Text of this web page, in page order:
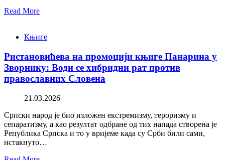
Read More
Књиге
Ристановићева на промоцији књиге Панарина у
Зворнику: Води се хибридни рат против
православних Словена
21.03.2026
Српски народ је био изложен екстремизму, тероризму и
сепаратизму, а као резултат одбране од тих напада створена је
Република Српска и то у вријеме када су Срби били сами,
истакнуто…